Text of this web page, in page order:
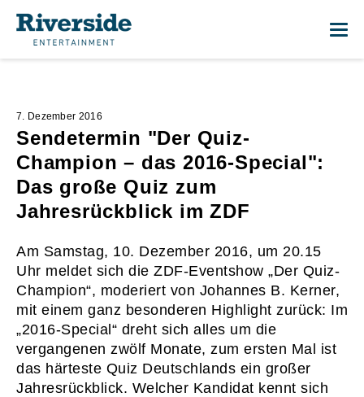
7. Dezember 2016
Sendetermin "Der Quiz-
Champion – das 2016-Special":
Das große Quiz zum
Jahresrückblick im ZDF
Am Samstag, 10. Dezember 2016, um 20.15
Uhr meldet sich die ZDF-Eventshow „Der Quiz-
Champion“, moderiert von Johannes B. Kerner,
mit einem ganz besonderen Highlight zurück: Im
„2016-Special“ dreht sich alles um die
vergangenen zwölf Monate, zum ersten Mal ist
das härteste Quiz Deutschlands ein großer
Jahresrückblick. Welcher Kandidat kennt sich